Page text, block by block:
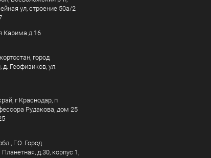
ул, строение 50а/2
Карима д.16
город
Геофизиков, ул.
г Краснодар, п
Рудакова, дом 25
Г.О. Город
д.30, корпус 1,